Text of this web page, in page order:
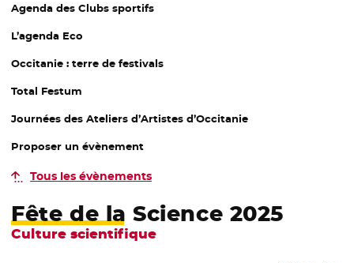
Agenda des Clubs sportifs
L’agenda Eco
Occitanie : terre de festivals
Total Festum
Journées des Ateliers d’Artistes d’Occitanie
Proposer un évènement
Tous les évènements
Fête de la Science 2025
Culture scientifique